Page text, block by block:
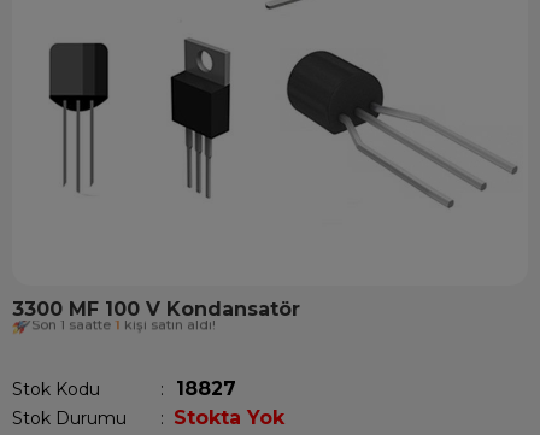
3300 MF 100 V Kondansatör
Son 1 saatte 1 kişi satın aldı!
Stok Kodu 18827
Stok Durumu : Stokta Yok